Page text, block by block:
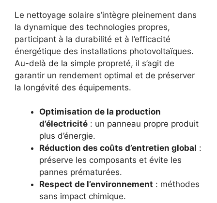
Le nettoyage solaire s’intègre pleinement dans
la dynamique des technologies propres,
participant à la durabilité et à l’efficacité
énergétique des installations photovoltaïques.
Au-delà de la simple propreté, il s’agit de
garantir un rendement optimal et de préserver
la longévité des équipements.
Optimisation de la production
d’électricité : un panneau propre produit
plus d’énergie.
Réduction des coûts d’entretien global :
préserve les composants et évite les
pannes prématurées.
Respect de l’environnement : méthodes
sans impact chimique.